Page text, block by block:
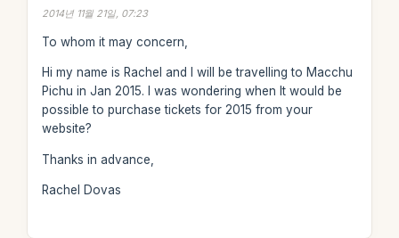
2014년 11월 21일, 07:23
To whom it may concern,
Hi my name is Rachel and I will be travelling to Macchu
Pichu in Jan 2015. I was wondering when It would be
possible to purchase tickets for 2015 from your
website?
Thanks in advance,
Rachel Dovas